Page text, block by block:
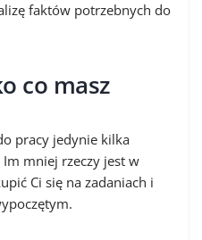
faktów potrzebnych do
co masz
pracy jedynie kilka
mniej rzeczy jest w
Ci się na zadaniach i